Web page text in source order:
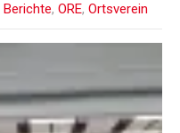
Berichte, ORE, Ortsverein